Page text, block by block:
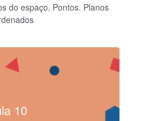
do espaço. Pontos. Planos
10